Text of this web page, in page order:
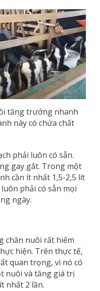
tăng trưởng nhanh
này có chứa chất
phải luôn có sẵn.
gay gắt. Trong một
cần ít nhất 1,5-2,5 lít
phải có sẵn mọi
ngày.
chăn nuôi rất hiếm
hiện. Trên thực tế,
quan trọng, vì nó có
nuôi và tăng giá trị
nhất 2 lần.